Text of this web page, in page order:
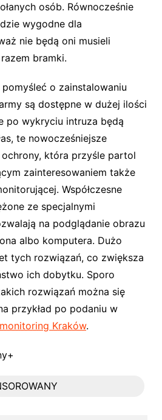
osób. Równocześnie
wygodne dla
nie będą oni musieli
bramki.
o zainstalowaniu
są dostępne w dużej ilości
po wykryciu intruza będą
te nowocześniejsze
która przyśle partol
zainteresowaniem także
Współczesne
ze specjalnymi
na podglądanie obrazu
albo komputera. Dużo
tych rozwiązań, co zwiększa
ich dobytku. Sporo
rozwiązań można się
przykład po podaniu w
monitoring Kraków.